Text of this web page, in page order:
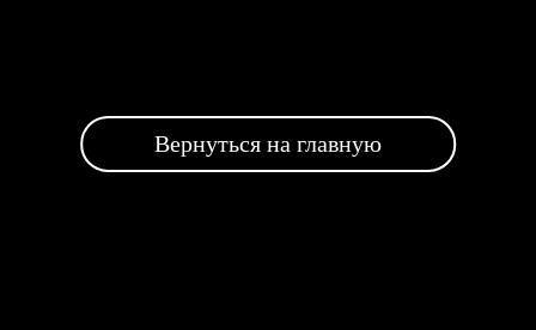
Вернуться на главную